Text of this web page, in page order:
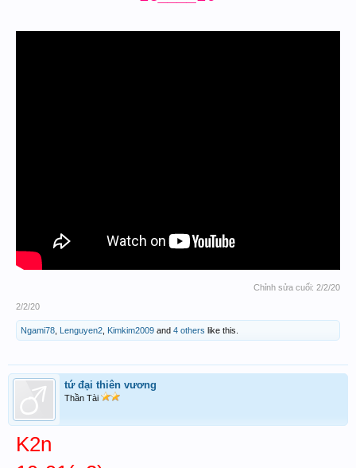
Chỉnh sửa cuối: 2/2/20
2/2/20
Ngami78 Lenguyen2 Kimkim2009 and 4 others like this.
tứ đại thiên vương
Thần Tài
K2n